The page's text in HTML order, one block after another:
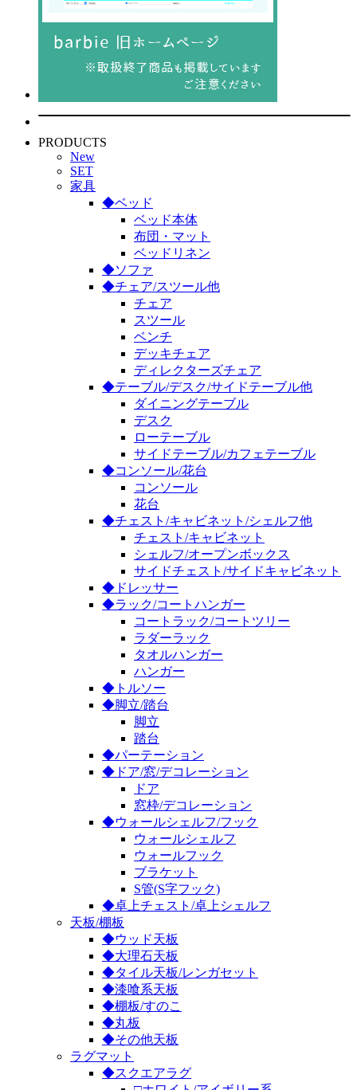
PRODUCTS
New
SET
家具
◆ベッド
ベッド本体
布団・マット
ベッドリネン
◆ソファ
◆チェア/スツール他
チェア
スツール
ベンチ
デッキチェア
ディレクターズチェア
◆テーブル/デスク/サイドテーブル他
ダイニングテーブル
デスク
ローテーブル
サイドテーブル/カフェテーブル
◆コンソール/花台
コンソール
花台
◆チェスト/キャビネット/シェルフ他
チェスト/キャビネット
シェルフ/オープンボックス
サイドチェスト/サイドキャビネット
◆ドレッサー
◆ラック/コートハンガー
コートラック/コートツリー
ラダーラック
タオルハンガー
ハンガー
◆トルソー
◆脚立/踏台
脚立
踏台
◆パーテーション
◆ドア/窓/デコレーション
ドア
窓枠/デコレーション
◆ウォールシェルフ/フック
ウォールシェルフ
ウォールフック
ブラケット
S管(S字フック)
◆卓上チェスト/卓上シェルフ
天板/棚板
◆ウッド天板
◆大理石天板
◆タイル天板/レンガセット
◆漆喰系天板
◆棚板/すのこ
◆丸板
◆その他天板
ラグマット
◆スクエアラグ